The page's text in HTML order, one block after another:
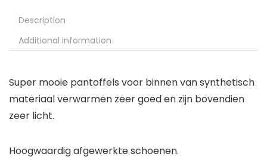
Description
Additional information
Super mooie pantoffels voor binnen van synthetisch
materiaal verwarmen zeer goed en zijn bovendien
zeer licht.
Hoogwaardig afgewerkte schoenen.